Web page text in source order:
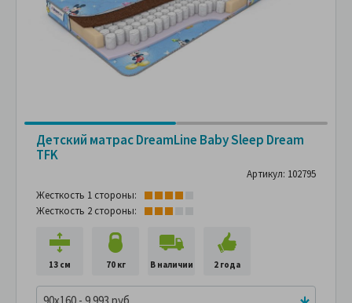
Детский матрас DreamLine Baby Sleep Dream
TFK
Артикул: 102795
Жесткость 1 стороны:
Жесткость 2 стороны:
13 см 70 кг В наличии 2 года
90x160 - 9 993 руб.